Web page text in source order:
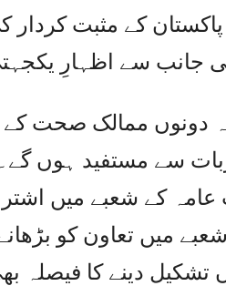
کے مثبت
جانب سے اظہارِ
کہ دونوں ممالک صحت
سے مستفید ہوں
کے شعبے میں
میں تعاون کو
دینے کا فیصلہ